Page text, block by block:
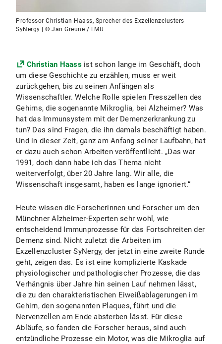
Professor Christian Haass, Sprecher des Exzellenzclusters
SyNergy | © Jan Greune / LMU
Christian Haassist schon lange im Geschäft, doch
um diese Geschichte zu erzählen, muss er weit
zurückgehen, bis zu seinen Anfängen als
Wissenschaftler. Welche Rolle spielen Fresszellen des
Gehirns, die sogenannte Mikroglia, bei Alzheimer? Was
hat das Immunsystem mit der Demenzerkrankung zu
tun? Das sind Fragen, die ihn damals beschäftigt haben.
Und in dieser Zeit, ganz am Anfang seiner Laufbahn, hat
er dazu auch schon Arbeiten veröffentlicht. „Das war
1991, doch dann habe ich das Thema nicht
weiterverfolgt, über 20 Jahre lang. Wir alle, die
Wissenschaft insgesamt, haben es lange ignoriert.“
Heute wissen die Forscherinnen und Forscher um den
Münchner Alzheimer-Experten sehr wohl, wie
entscheidend Immunprozesse für das Fortschreiten der
Demenz sind. Nicht zuletzt die Arbeiten im
Exzellenzcluster SyNergy, der jetzt in eine zweite Runde
geht, zeigen das. Es ist eine komplizierte Kaskade
physiologischer und pathologischer Prozesse, die das
Verhängnis über Jahre hin seinen Lauf nehmen lässt,
die zu den charakteristischen Eiweißablagerungen im
Gehirn, den sogenannten Plaques, führt und die
Nervenzellen am Ende absterben lässt. Für diese
Abläufe, so fanden die Forscher heraus, sind auch
entzündliche Prozesse ein Motor, was die Mikroglia auf